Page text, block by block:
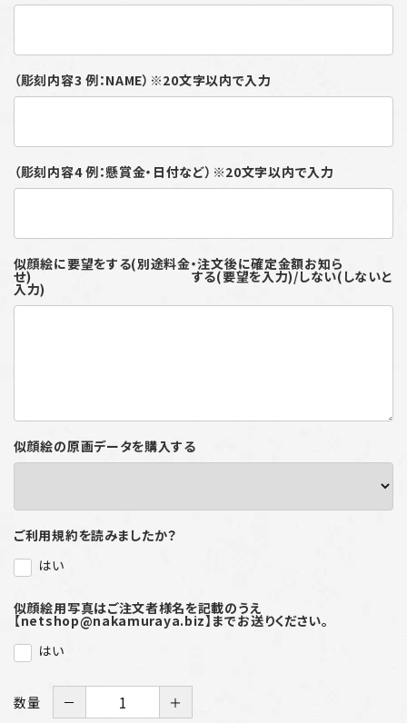
（彫刻内容3 例：NAME）※20文字以内で入力
（彫刻内容4 例：懸賞金・日付など）※20文字以内で入力
似顔絵に要望をする(別途料金・注文後に確定金額お知ら
せ) する(要望を入力)/しない(しないと
入力)
似顔絵の原画データを購入する
ご利用規約を読みましたか？
はい
似顔絵用写真はご注文者様名を記載のうえ
【netshop@nakamuraya.biz】までお送りください。
はい
数量 － ＋